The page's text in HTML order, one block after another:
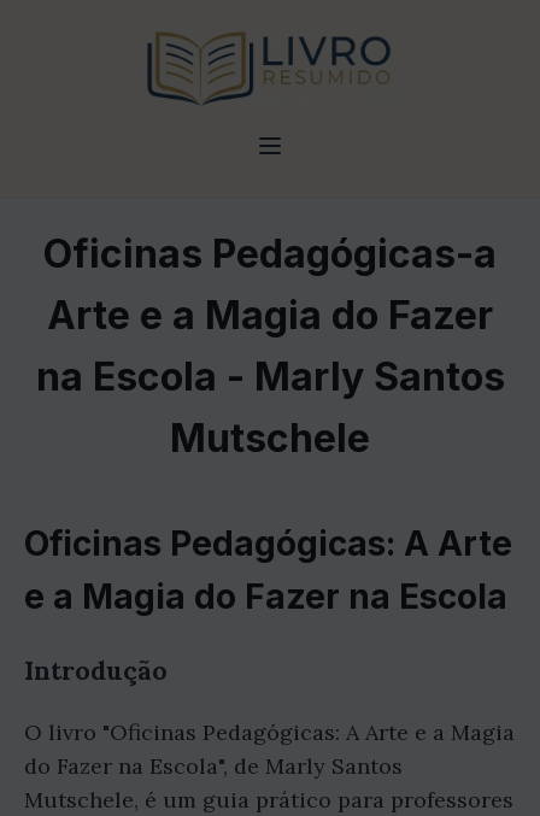
Oficinas Pedagógicas-a
Arte e a Magia do Fazer
na Escola - Marly Santos
Mutschele
Oficinas Pedagógicas: A Arte
e a Magia do Fazer na Escola
Introdução
O livro "Oficinas Pedagógicas: A Arte e a Magia
do Fazer na Escola", de Marly Santos
Mutschele, é um guia prático para professores